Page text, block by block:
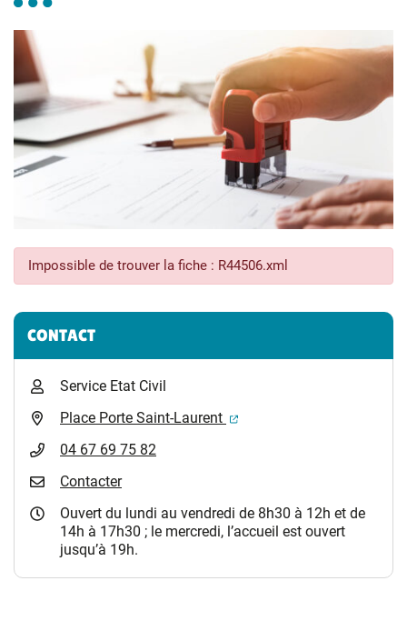
Impossible de trouver la fiche : R44506.xml
Informations complémentaires
CONTACT
Service Etat Civil
Place Porte Saint-Laurent
(ouverture dans un
04 67 69 75 82
Contacter
Ouvert du lundi au vendredi de 8h30 à 12h et de
14h à 17h30 ; le mercredi, l’accueil est ouvert
jusqu’à 19h.